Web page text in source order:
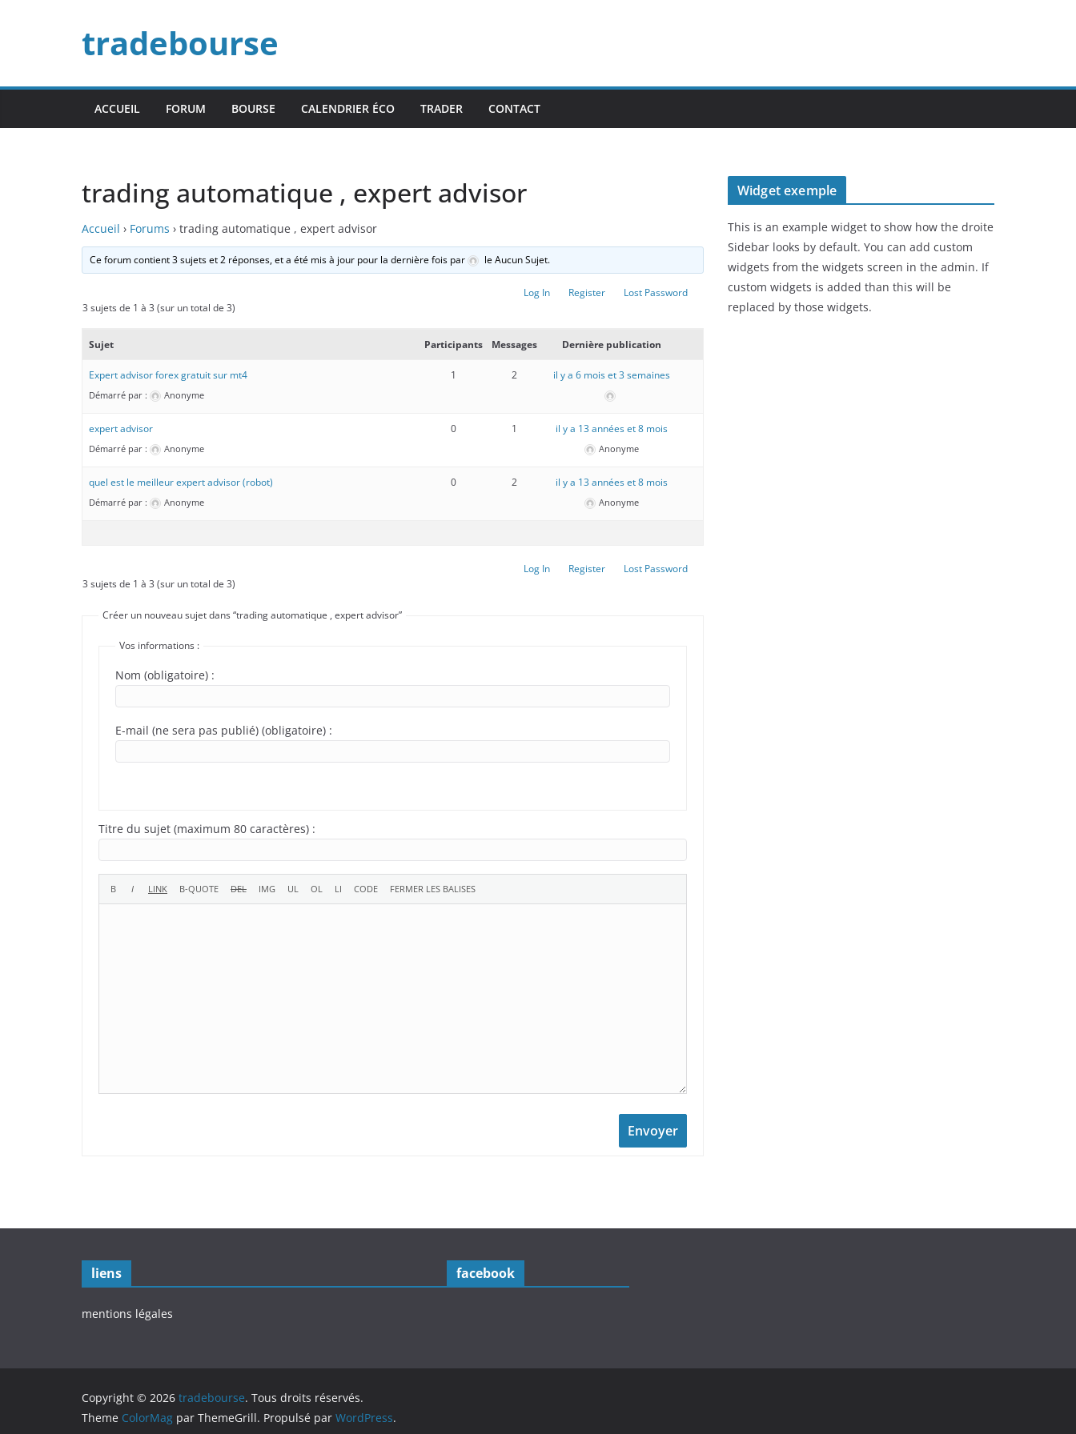
tradebourse
ACCUEIL FORUM BOURSE CALENDRIER ÉCO TRADER CONTACT
trading automatique , expert advisor
Accueil › Forums › trading automatique , expert advisor
Ce forum contient 3 sujets et 2 réponses, et a été mis à jour pour la dernière fois par le Aucun Sujet.
Log In Register
Lost Password
3 sujets de 1 à 3 (sur un total de 3)
Sujet Participants Messages Dernière publication
Expert advisor forex gratuit sur mt4
Démarré par : Anonyme
1 2 il y a 6 mois et 3 semaines
expert advisor
Démarré par : Anonyme
0 1 il y a 13 années et 8 mois
Anonyme
quel est le meilleur expert advisor (robot)
Démarré par : Anonyme
0 2 il y a 13 années et 8 mois
Anonyme
Log In Register
Lost Password
3 sujets de 1 à 3 (sur un total de 3)
Créer un nouveau sujet dans “trading automatique , expert advisor”
Vos informations :
Nom (obligatoire) :
E-mail (ne sera pas publié) (obligatoire) :
Titre du sujet (maximum 80 caractères) :
Envoyer
Widget exemple
This is an example widget to show how the droite
Sidebar looks by default. You can add custom
widgets from the widgets screen in the admin. If
custom widgets is added than this will be
replaced by those widgets.
liens
mentions légales
facebook
Copyright © 2026 tradebourse. Tous droits réservés.
Theme ColorMag par ThemeGrill. Propulsé par WordPress.